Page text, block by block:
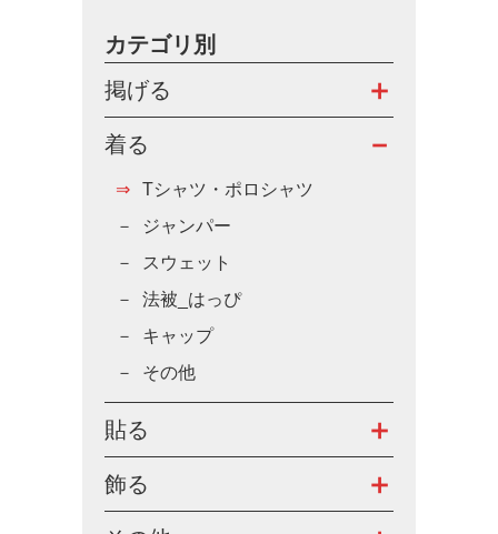
カテゴリ別
掲げる
着る
Tシャツ・ポロシャツ
ジャンパー
スウェット
法被_はっぴ
キャップ
その他
貼る
飾る